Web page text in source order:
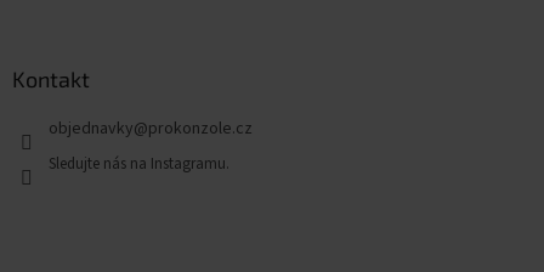
Kontakt
objednavky@prokonzole.cz